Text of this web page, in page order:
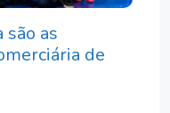
são as
de